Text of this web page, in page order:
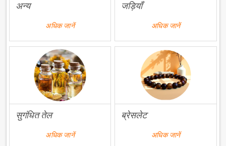
अन्य
अधिक जानें
जड़ियाँ
अधिक जानें
सुगंधित तेल
अधिक जानें
ब्रेसलेट
अधिक जानें